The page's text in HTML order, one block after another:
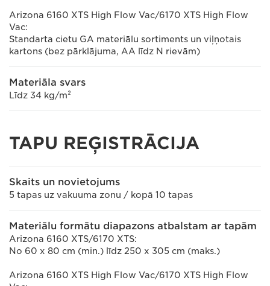
Arizona 6160 XTS High Flow Vac/6170 XTS High Flow
Vac:
Standarta cietu GA materiālu sortiments un viļņotais
kartons (bez pārklājuma, AA līdz N rievām)
Materiāla svars
Līdz 34 kg/m²
TAPU REĢISTRĀCIJA
Skaits un novietojums
5 tapas uz vakuuma zonu / kopā 10 tapas
Materiālu formātu diapazons atbalstam ar tapām
Arizona 6160 XTS/6170 XTS:
No 60 x 80 cm (min.) līdz 250 x 305 cm (maks.)
Arizona 6160 XTS High Flow Vac/6170 XTS High Flow